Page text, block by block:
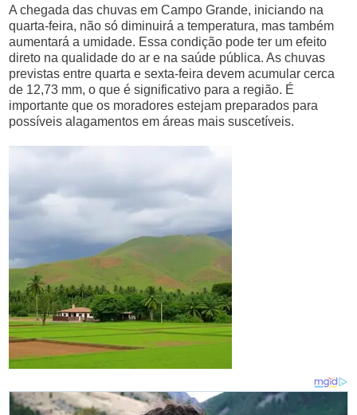
A chegada das chuvas em Campo Grande, iniciando na
quarta-feira, não só diminuirá a temperatura, mas também
aumentará a umidade. Essa condição pode ter um efeito
direto na qualidade do ar e na saúde pública. As chuvas
previstas entre quarta e sexta-feira devem acumular cerca
de 12,73 mm, o que é significativo para a região. É
importante que os moradores estejam preparados para
possíveis alagamentos em áreas mais suscetíveis.